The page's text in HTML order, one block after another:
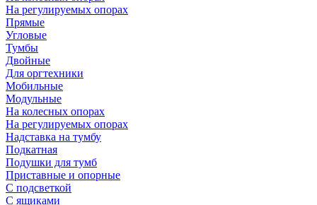
На регулируемых опорах
Прямые
Угловые
Тумбы
Двойные
Для оргтехники
Мобильные
Модульные
На колесных опорах
На регулируемых опорах
Надставка на тумбу
Подкатная
Подушки для тумб
Приставные и опорные
С подсветкой
С ящиками